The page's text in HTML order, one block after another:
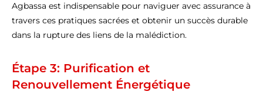
Agbassa est indispensable pour naviguer avec assurance à
travers ces pratiques sacrées et obtenir un succès durable
dans la rupture des liens de la malédiction.
Étape 3: Purification et
Renouvellement Énergétique